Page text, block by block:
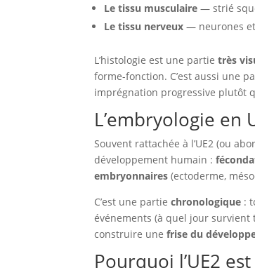
Le tissu musculaire — strié
Le tissu nerveux — neurones
L’histologie est une partietrès
forme-fonction. C’est aussi une
imprégnation progressive plutôt
L’embryologie en
Souvent rattachée à l’UE2 (ou
développement humain :
embryonnaires (ectoderme,
C’est une partiechronologique :
événements (à quel jour
construire unefrise du
Pourquoi l’UE2